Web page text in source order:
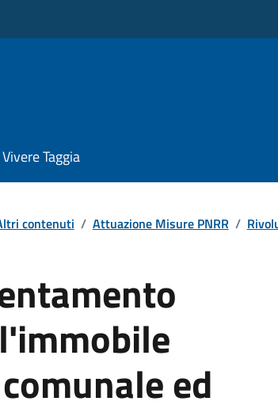
Vivere Taggia
contenuti / Attuazione Misure PNRR /
ed